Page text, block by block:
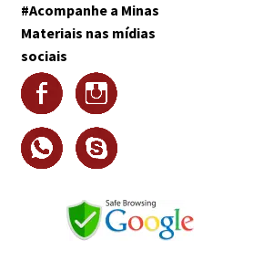
#Acompanhe a Minas
Materiais nas mídias
sociais